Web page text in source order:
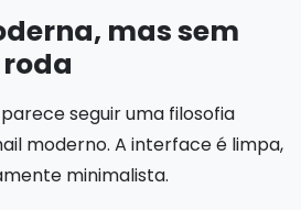
mas sem
seguir uma filosofia
moderno. A interface é limpa,
minimalista.